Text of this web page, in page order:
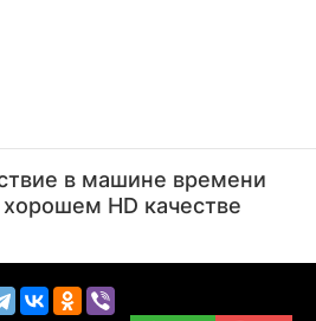
(Dr. John Leslie...)
в машине времени
хорошем HD качестве